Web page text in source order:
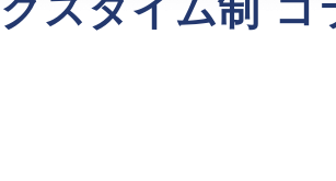
スタイム制 コ